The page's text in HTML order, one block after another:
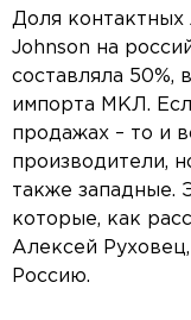
Доля контактных
Johnson на
составляла 50%,
импорта МКЛ.
продажах – то и
производители,
также западные.
которые, как
Алексей
Россию.